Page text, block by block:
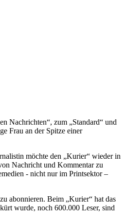
Nachrichten“, zum „Standard“ und
Frau an der Spitze einer
möchte den „Kurier“ wieder in
Nachricht und Kommentar zu
- nicht nur im Printsektor –
abonnieren. Beim „Kurier“ hat das
wurde, noch 600.000 Leser, sind